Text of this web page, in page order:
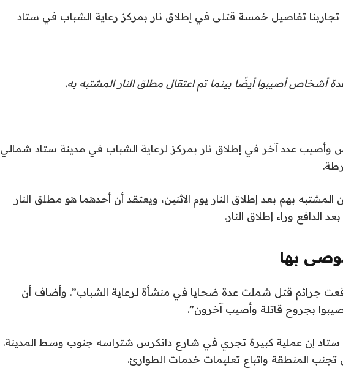
تفاصيل خمسة قتلى في إطلاق نار بمركز رعاية الشباب في ستاد
أشخاص أصيبوا أيضًا بينما تم اعتقال مطلق النار المشتبه به.
عدد آخر في إطلاق نار بمركز لرعاية الشباب في مدينة ستاد شمالي
المشتبه بهم بعد إطلاق النار يوم الاثنين، ويعتقد أن أحدهما هو مطلق النار
الدافع وراء إطلاق النار.
بها
جرائم قتل شملت عدة ضحايا في منشأة لرعاية الشباب”. وأضاف أن
بجروح قاتلة وأصيب آخرون”.
إن عملية كبيرة تجري في شارع دانكرس شتراسه جنوب وسط المدينة.
المنطقة واتباع تعليمات خدمات الطوارئ.